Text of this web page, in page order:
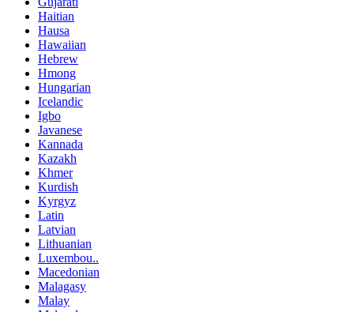
Haitian
Hausa
Hawaiian
Hebrew
Hmong
Hungarian
Icelandic
Igbo
Javanese
Kannada
Kazakh
Khmer
Kurdish
Kyrgyz
Latin
Latvian
Lithuanian
Luxembou..
Macedonian
Malagasy
Malay